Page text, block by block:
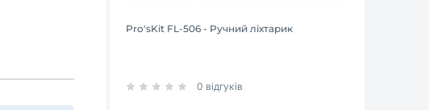
Pro'sKit FL-506 - Ручний ліхтарик
0 відгуків